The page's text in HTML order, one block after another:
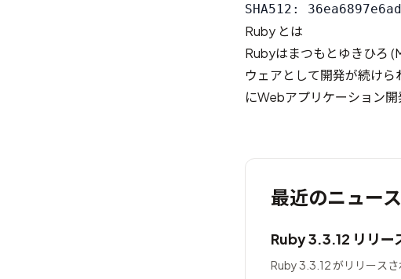
Ruby とは
Rubyはまつもとゆきひろ
ウェアとして開発が続け
にWebアプリケーション開
最近のニュース
Ruby 3.3.12 リリー
Ruby 3.3.12 がリリースさ